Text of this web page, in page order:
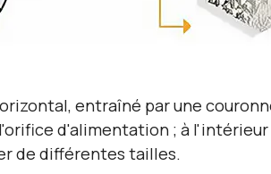
entraîné par une
d'alimentation ; à
de différentes tailles.